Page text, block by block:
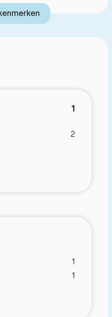
1
2
1
1